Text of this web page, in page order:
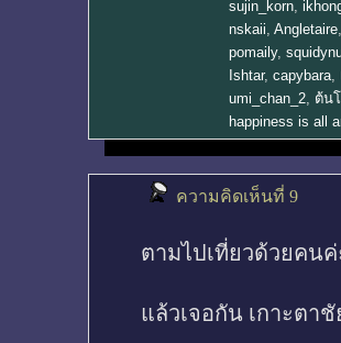
sujin_korn,
nskaii, Angletaire,
pomaily,
Ishtar, capybara,
umi_chan_2, ต้น
happiness is all
ความคิดเห็นที่ 9
ตามไปเที่ยวด้วยคน
แล้วเจอกัน เกาะตาชั